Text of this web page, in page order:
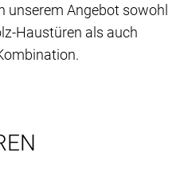
unserem Angebot sowohl
Haustüren als auch